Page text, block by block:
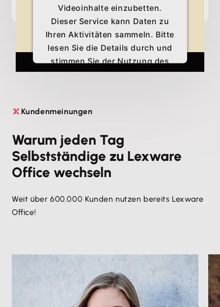
Videoinhalte einzubetten.
Dieser Service kann Daten zu
Ihren Aktivitäten sammeln. Bitte
lesen Sie die Details durch und
stimmen Sie der Nutzung des
Service zu, um dieses Video
Mehr Informationen
Akzeptieren
 Kundenmeinungen
Warum jeden Tag
Selbstständige zu Lexware
Office wechseln
Weit über 600.000 Kunden nutzen bereits Lexware
Office!